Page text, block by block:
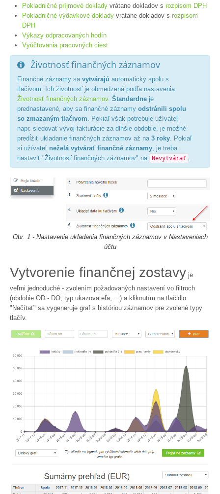
Pokladničné príjmové doklady vrátane dokladov s rozpisom DPH
Pokladničné výdavkové doklady vrátane dokladov s rozpisom
DPH
Výkazy odpracovaných hodín
Vyúčtovania pracovných ciest
Životnosť finančných záznamov
Finančné záznamy sa vytvárajú automaticky spolu s
tlačivom. Ich životnosť je obmedzená podľa nastavenia
Životnosť finančných záznamov. Štandardne je
prednastavené, aby sa finančné záznamy odstránili spolu
so zmazaným tlačivom. Pokiaľ však potrebuje užívateľ
napr. sledovať vývoj fakturácie za dlhšie obdobie, je možné
predĺžiť ukladanie finančných záznamov až na 3 roky. Pokiaľ
si užívateľ neželá vytvárať finančné záznamy, je treba
nastaviť "Životnosť finančných záznamov" na
Nevytvárať .
Obr. 1 - Nastavenie ukladania finančných záznamov v Nastaveniach
účtu
Vytvorenie finančnej zostavy je
veľmi jednoduché - zvolením požadovaných nastavení vo filtroch
(obdobie OD - DO, typ ukazovateľa, ...) a kliknutím na tlačidlo
"Načítať" sa vygeneruje graf s históriou záznamov pre zvolené typy
tlačív.